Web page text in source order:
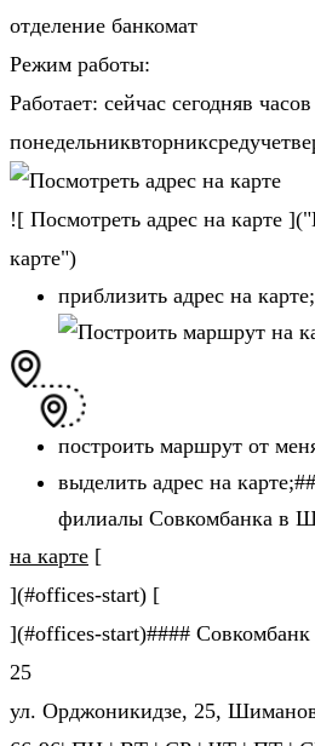
отделение банкомат
Режим работы:
Работает: сейчас сегодняв
![ Посмотреть адрес на карте
карте")
приблизить адрес на карте;
построить маршрут от
выделить адрес на
филиалы Совкомбанка в
на карте [
](#offices-start) [
](#offices-start)####
25
ул. Орджоникидзе, 25,